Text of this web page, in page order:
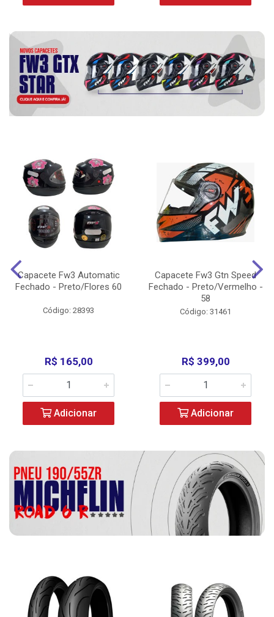
Capacete Fw3 Automatic
Fechado - Preto/Flores 60
Código: 28393
R$ 165,00
Adicionar
Capacete Fw3 Gtn Speed
Fechado - Preto/Vermelho -
58
Código: 31461
R$ 399,00
Adicionar